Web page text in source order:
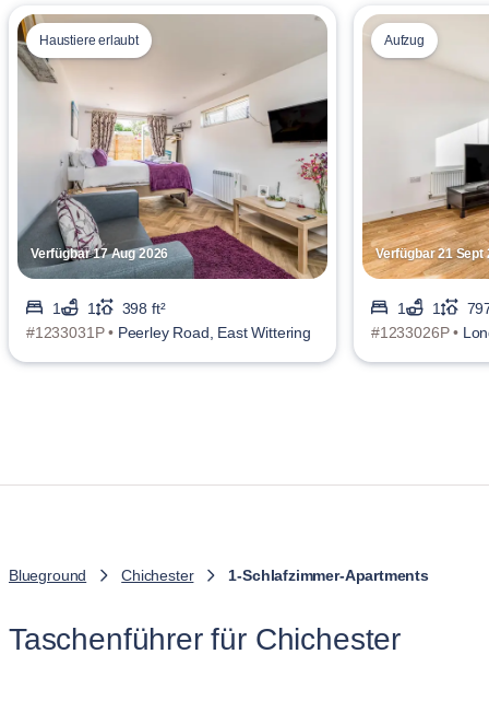
Verfügbar 17 Aug 2026
Haustiere erlaubt
1 1
398 ft²
#1233031P • Peerley Road, East Wittering
Verfügbar 21 Sept
Aufzug
1 1
#1233026P •
Blueground Chichester 1-Schlafzimmer-Apartments
Taschenführer für Chichester